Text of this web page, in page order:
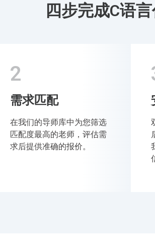
四步完成C语
2
需求匹配
在我们的导师库中为您筛选
匹配度最高的老师，评估需
求后提供准确的报价。